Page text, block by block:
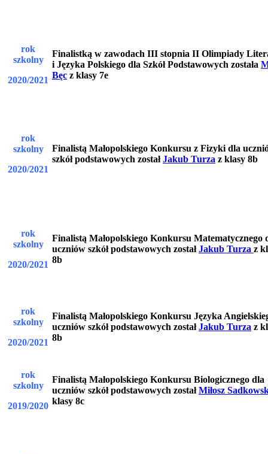
rok
szkolny
2020/2021
Finalistką w zawodach III stopnia II Olimpiady
i Języka Polskiego dla Szkół Podstawowych została
Bęc z klasy 7e
rok
szkolny
2020/2021
Finalistą Małopolskiego Konkursu z Fizyki dla
szkół podstawowych zostałJakub Turza z klasy 8b
rok
szkolny
2020/2021
Finalistą Małopolskiego Konkursu Matematycznego
uczniów szkół podstawowych zostałJakub Turza z
8b
rok
szkolny
2020/2021
Finalistą Małopolskiego Konkursu Języka
uczniów szkół podstawowych zostałJakub Turza z
8b
rok
szkolny
2019/2020
Finalistą Małopolskiego Konkursu Biologicznego dla
uczniów szkół podstawowych zostałMiłosz
klasy 8c